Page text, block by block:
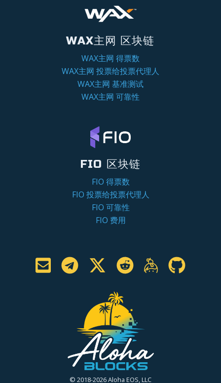
WAX主网 区块链
WAX主网 得票数
WAX主网 投票给投票代理人
WAX主网 基准测试
WAX主网 可靠性
FIO 区块链
FIO 得票数
FIO 投票给投票代理人
FIO 可靠性
FIO 费用
© 2018-2026 Aloha EOS, LLC